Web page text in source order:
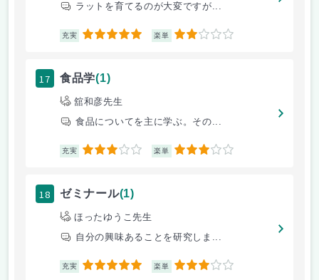
ラットを育てるのが大変ですが...
充実 5 楽単 2
17 食品学(1)
舘和彦先生
食品についてを主に学ぶ。その...
充実 3 楽単 3
18 ゼミナール(1)
ほったゆうこ先生
自分の興味あることを研究しま...
充実 5 楽単 3